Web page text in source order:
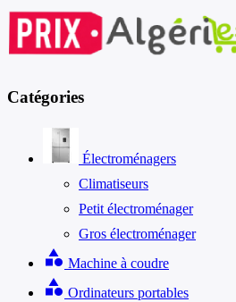
Catégories
Électroménagers
Climatiseurs
Petit électroménager
Gros électroménager
category Machine à coudre
category Ordinateurs portables